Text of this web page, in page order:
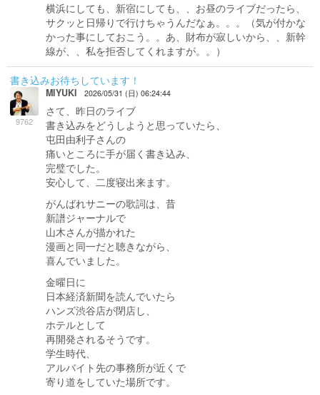
横浜にしても、新宿にしても、、お昼のライブだったら、
サクッと日帰りで行けちゃうんだなぁ。。。（気が付かな
かった事にしておこう。。あ、財布が寂しいから、、新幹
線が、、私を拒否してくれますが。。）
書き込みお待ちしています！
9762
MIYUKI 2026/05/31 (日) 06:24:44
さて、昨日のライブ
書き込みをどうしようと思っていたら、
屯田由利子さんの
痛いところに手が届く書き込み、
完璧でした。
安心して、二度寝出来ます。
がんばれサニーの歌詞は、昔
新譜ジャーナルで
山木さんが描かれた
漫画と同一だと聴きながら、
喜んでいました。
金曜日に
日本経済新聞を読んでいたら
ハンズ渋谷店が閉店し、
ホテルとして
再開発されるそうです。
学生時代、
アルバイト先の事務所が近くで
寄り道をしていた場所です。